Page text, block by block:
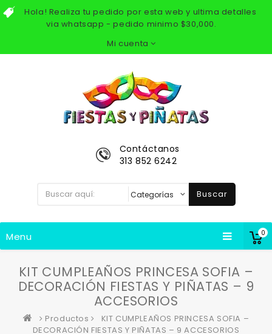
Hola! Realiza tu pedido por esta web y ultima detalles
via whatsapp - pedido minimo $30,000.
Mi cuenta
0
Contáctanos
313 852 6242
Buscar
Menu
KIT CUMPLEAÑOS PRINCESA SOFIA –
DECORACIÓN FIESTAS Y PIÑATAS – 9
ACCESORIOS
Productos
KIT CUMPLEAÑOS PRINCESA SOFIA –
DECORACIÓN FIESTAS Y PIÑATAS – 9 ACCESORIOS